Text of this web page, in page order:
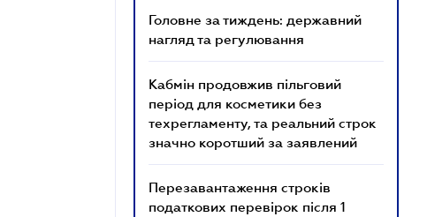
Головне за тиждень: державний
нагляд та регулювання
Кабмін продовжив пільговий
період для косметики без
техрегламенту, та реальний строк
значно коротший за заявлений
Перезавантаження строків
податкових перевірок після 1